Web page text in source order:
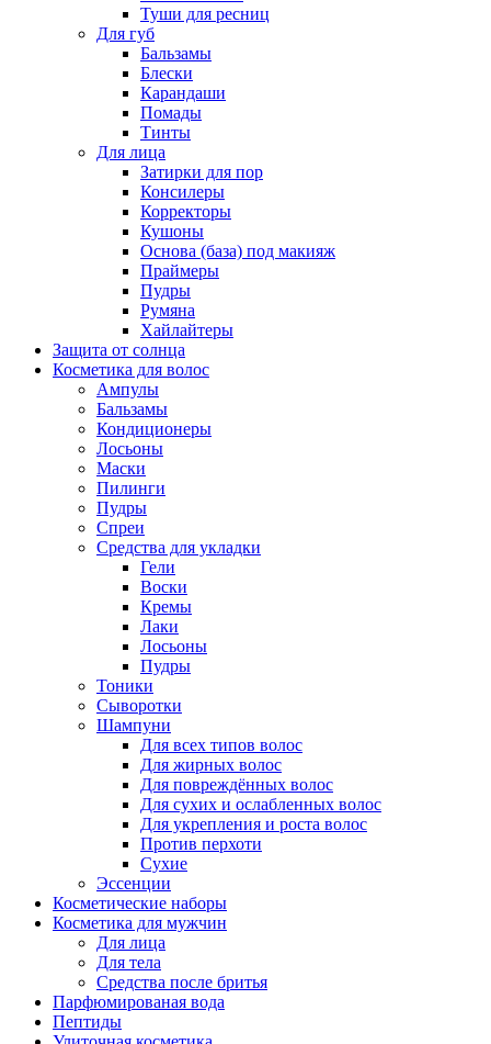
Туши для ресниц
Для губ
Бальзамы
Блески
Карандаши
Помады
Тинты
Для лица
Затирки для пор
Консилеры
Корректоры
Кушоны
Основа (база) под макияж
Праймеры
Пудры
Румяна
Хайлайтеры
Защита от солнца
Косметика для волос
Ампулы
Бальзамы
Кондиционеры
Лосьоны
Маски
Пилинги
Пудры
Спреи
Средства для укладки
Гели
Воски
Кремы
Лаки
Лосьоны
Пудры
Тоники
Сыворотки
Шампуни
Для всех типов волос
Для жирных волос
Для повреждённых волос
Для сухих и ослабленных волос
Для укрепления и роста волос
Против перхоти
Сухие
Эссенции
Косметические наборы
Косметика для мужчин
Для лица
Для тела
Средства после бритья
Парфюмированая вода
Пептиды